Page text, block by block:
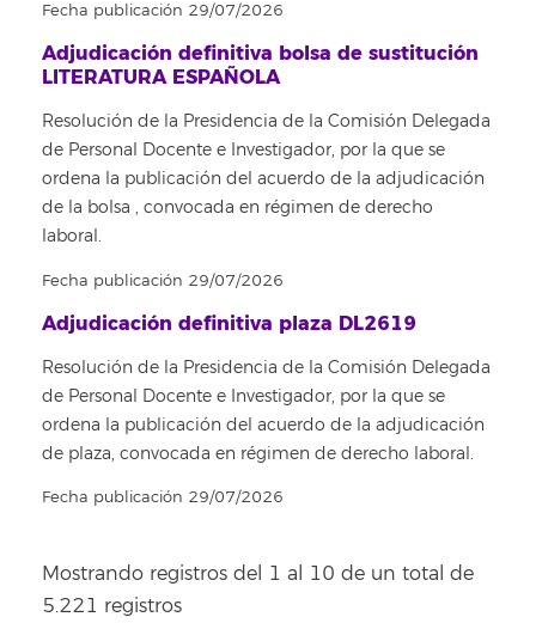
Fecha publicación 29/07/2026
Adjudicación definitiva bolsa de sustitución
LITERATURA ESPAÑOLA
Resolución de la Presidencia de la Comisión Delegada
de Personal Docente e Investigador, por la que se
ordena la publicación del acuerdo de la adjudicación
de la bolsa , convocada en régimen de derecho
laboral.
Fecha publicación 29/07/2026
Adjudicación definitiva plaza DL2619
Resolución de la Presidencia de la Comisión Delegada
de Personal Docente e Investigador, por la que se
ordena la publicación del acuerdo de la adjudicación
de plaza, convocada en régimen de derecho laboral.
Fecha publicación 29/07/2026
Mostrando registros del 1 al 10 de un total de
5.221 registros